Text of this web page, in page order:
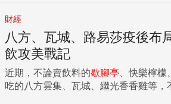
財經
八方、瓦城、路易莎疫後
飲攻美戰記
近期，不論賣飲料的歇腳亭 、快樂檸
吃的八方雲集、瓦城、繼光香香雞等，